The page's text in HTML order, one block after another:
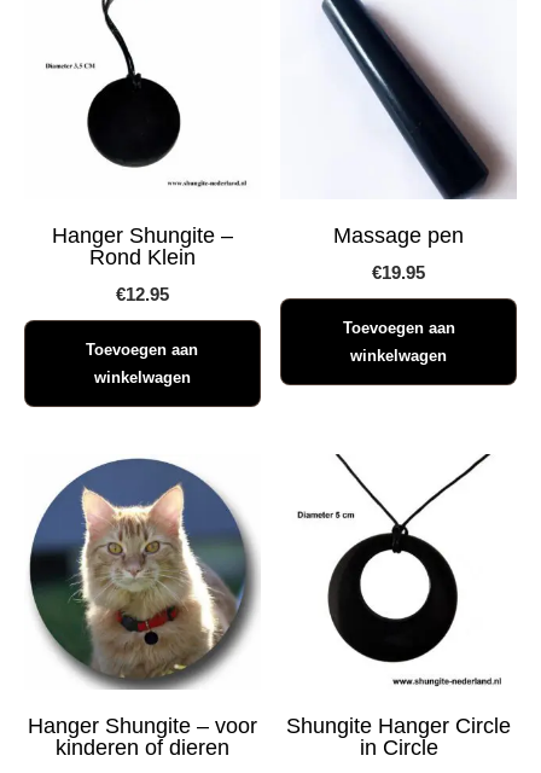
Hanger Shungite –
Rond Klein
€12.95
Toevoegen aan
winkelwagen
Massage pen
€19.95
Toevoegen aan
winkelwagen
Hanger Shungite – voor
kinderen of dieren
Shungite Hanger Circle
in Circle